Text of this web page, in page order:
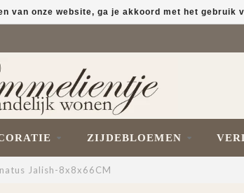
ZIJDEBLOEMEN
Jalish-8x8x66CM
van onze website, ga je akkoord met het gebruik